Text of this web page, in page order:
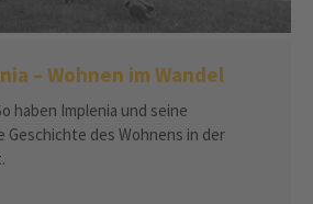
– Wohnen im Wandel
haben Implenia und seine
Geschichte des Wohnens in der